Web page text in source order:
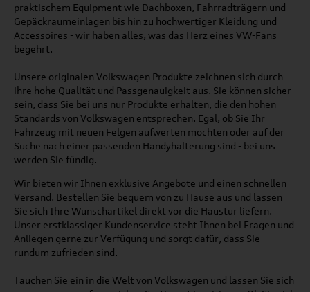
praktischem Equipment wie Dachboxen, Fahrradträgern und
Gepäckraumeinlagen bis hin zu hochwertiger Kleidung und
Accessoires - wir haben alles, was das Herz eines VW-Fans
begehrt.
Unsere originalen Volkswagen Produkte zeichnen sich durch
ihre hohe Qualität und Passgenauigkeit aus. Sie können sicher
sein, dass Sie bei uns nur Produkte erhalten, die den hohen
Standards von Volkswagen entsprechen. Egal, ob Sie Ihr
Fahrzeug mit neuen Felgen aufwerten möchten oder auf der
Suche nach einer passenden Handyhalterung sind - bei uns
werden Sie fündig.
Wir bieten wir Ihnen exklusive Angebote und einen schnellen
Versand. Bestellen Sie bequem von zu Hause aus und lassen
Sie sich Ihre Wunschartikel direkt vor die Haustür liefern.
Unser erstklassiger Kundenservice steht Ihnen bei Fragen und
Anliegen gerne zur Verfügung und sorgt dafür, dass Sie
rundum zufrieden sind.
Tauchen Sie ein in die Welt von Volkswagen und lassen Sie sich